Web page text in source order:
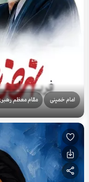
امام خمینی مقام معظم